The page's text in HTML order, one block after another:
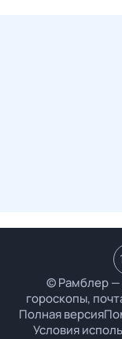
© Рамблер —
гороскопы,
Полная версия
Условия